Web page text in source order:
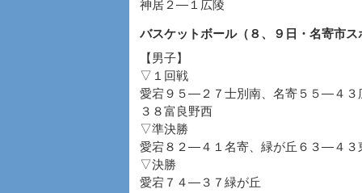
神居２―１広陵
バスケットボール（８、９日・名寄市
【男子】
▽１回戦
愛宕９５―２７士別南、名寄５５―４
３８富良野西
▽準決勝
愛宕８２―４１名寄、緑が丘６３―４３
▽決勝
愛宕７４―３７緑が丘